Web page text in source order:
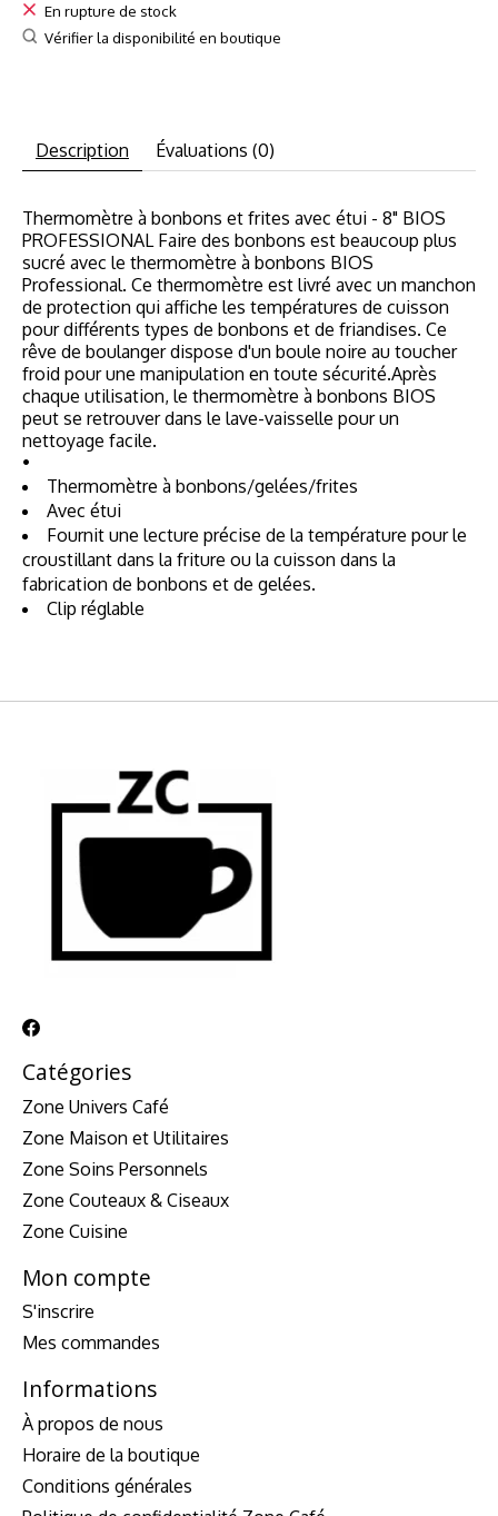
En rupture de stock
Vérifier la disponibilité en boutique
Description Évaluations (0)
Thermomètre à bonbons et frites avec étui - 8" BIOS
PROFESSIONAL Faire des bonbons est beaucoup plus
sucré avec le thermomètre à bonbons BIOS
Professional. Ce thermomètre est livré avec un manchon
de protection qui affiche les températures de cuisson
pour différents types de bonbons et de friandises. Ce
rêve de boulanger dispose d'un boule noire au toucher
froid pour une manipulation en toute sécurité.Après
chaque utilisation, le thermomètre à bonbons BIOS
peut se retrouver dans le lave-vaisselle pour un
nettoyage facile.
•
Thermomètre à bonbons/gelées/frites
Avec étui
Fournit une lecture précise de la température pour le
croustillant dans la friture ou la cuisson dans la
fabrication de bonbons et de gelées.
Clip réglable
Catégories
Zone Univers Café
Zone Maison et Utilitaires
Zone Soins Personnels
Zone Couteaux & Ciseaux
Zone Cuisine
Mon compte
S'inscrire
Mes commandes
Informations
À propos de nous
Horaire de la boutique
Conditions générales